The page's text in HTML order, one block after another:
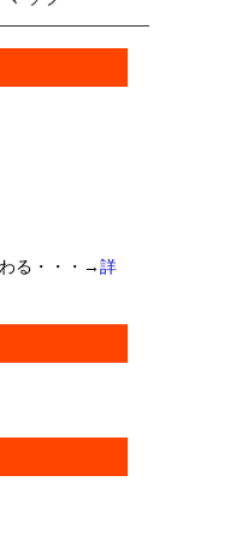
る・・・→詳